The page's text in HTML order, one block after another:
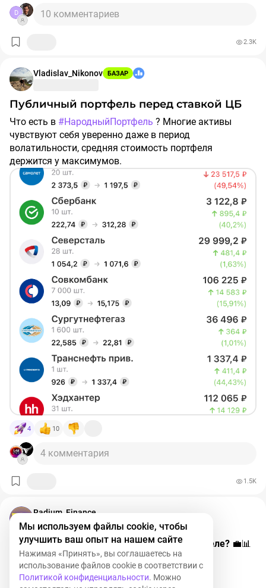
D 10 комментариев
2.3K
Vladislav_Nikonov БАЗАР
Публичный портфель перед ставкой ЦБ
Что есть в #НародныйПортфель ? Многие активы
чувствуют себя уверенно даже в период
волатильности, средняя стоимость портфеля
держится у максимумов.
Какие акции вы бы сократили, а какие увеличили ?
4 10
4 комментария
1.5K
Radium_Finance
Почему мы держим акции Лукойла в портфеле? 💼📊
#НародныйПортфель
Основные характеристики компании 🌍💡
Мы используем файлы cookie, чтобы
улучшить ваш опыт на нашем сайте
Нажимая «Принять», вы соглашаетесь на
использование файлов cookie в соответствии с
Политикой конфиденциальности. Можно